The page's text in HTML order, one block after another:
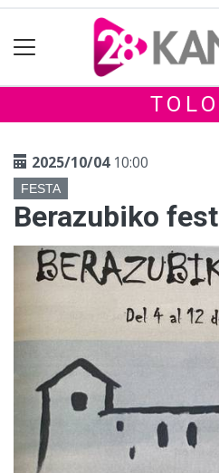
2025/10/0410:00
FESTA
Berazubiko